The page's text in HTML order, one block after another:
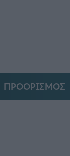
ΠΡΟΟΡΙΣΜΟΣ